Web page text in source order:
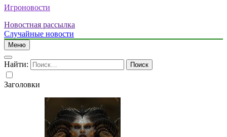
Игроновости
Новостная рассылка
Случайные новости
Меню
Найти:
Заголовки